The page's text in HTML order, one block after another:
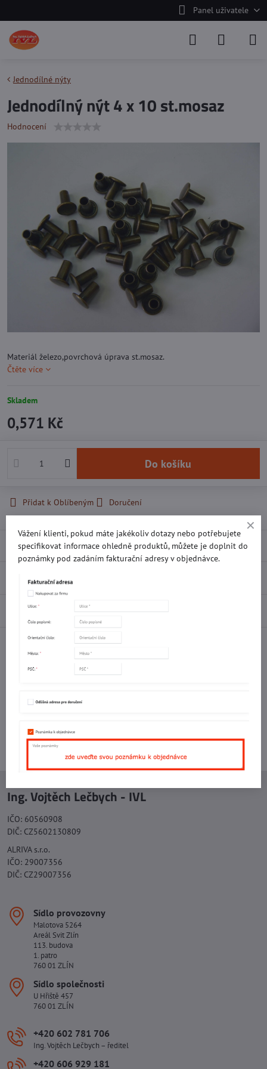
Panel uživatele
Jednodílné nýty
Jednodílný nýt 4 x 10 st.mosaz
Hodnocení
Materiál železo,povrchová úprava st.mosaz.
Čtěte více
Skladem
0,571 Kč
Do košíku
Přidat k Oblíbeným Doručení
Popis
Recenze 0
Diskuse
Facebook Twitter
Kontaktujte nás:
+420 577 523 563
Ing. Vojtěch Lečbych - IVL
IČO: 60560908
DIČ: CZ5602130809
ALRIVA s.r.o.
IČO: 29007356
DIČ: CZ29007356
Sídlo provozovny
Malotova 5264
Areál Svit Zlín
113. budova
1. patro
760 01 ZLÍN
Sídlo společnosti
U Hřiště 457
760 01 ZLÍN
+420 602 781 706
Ing. Vojtěch Lečbych – ředitel
+420 606 929 181
Vážení klienti, pokud máte jakékoliv dotazy nebo potřebujete
specifikovat informace ohledně produktů, můžete je doplnit do
poznámky pod zadáním fakturační adresy v objednávce.